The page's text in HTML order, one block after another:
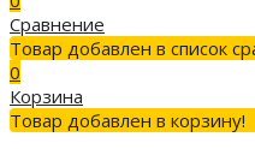
Сравнение
Товар добавлен в список
0
Корзина
Товар добавлен в корзину!